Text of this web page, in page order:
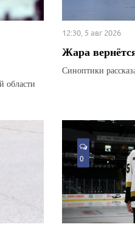
области
12:30, 5 авг 2026
Жара
Синоптики
0